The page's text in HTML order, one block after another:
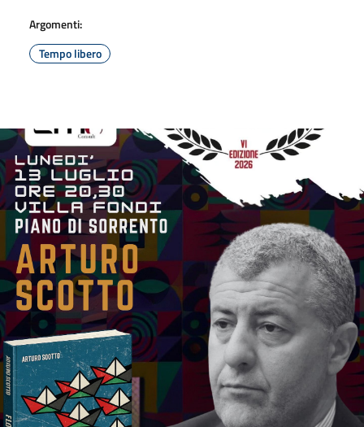
Argomenti:
Tempo libero